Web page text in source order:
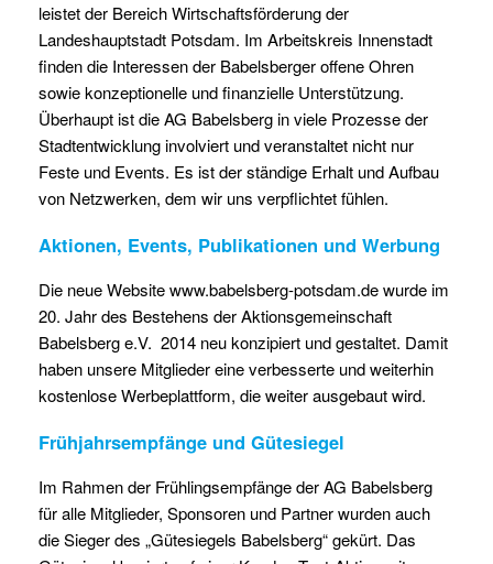
leistet der Bereich Wirtschaftsförderung der
Landeshauptstadt Potsdam. Im Arbeitskreis Innenstadt
finden die Interessen der Babelsberger offene Ohren
sowie konzeptionelle und finanzielle Unterstützung.
Überhaupt ist die AG Babelsberg in viele Prozesse der
Stadtentwicklung involviert und veranstaltet nicht nur
Feste und Events. Es ist der ständige Erhalt und Aufbau
von Netzwerken, dem wir uns verpflichtet fühlen.
Aktionen, Events, Publikationen und Werbung
Die neue Website www.babelsberg-potsdam.de wurde im
20. Jahr des Bestehens der Aktionsgemeinschaft
Babelsberg e.V. 2014 neu konzipiert und gestaltet. Damit
haben unsere Mitglieder eine verbesserte und weiterhin
kostenlose Werbeplattform, die weiter ausgebaut wird.
Frühjahrsempfänge und Gütesiegel
Im Rahmen der Frühlingsempfänge der AG Babelsberg
für alle Mitglieder, Sponsoren und Partner wurden auch
die Sieger des „Gütesiegels Babelsberg“ gekürt. Das